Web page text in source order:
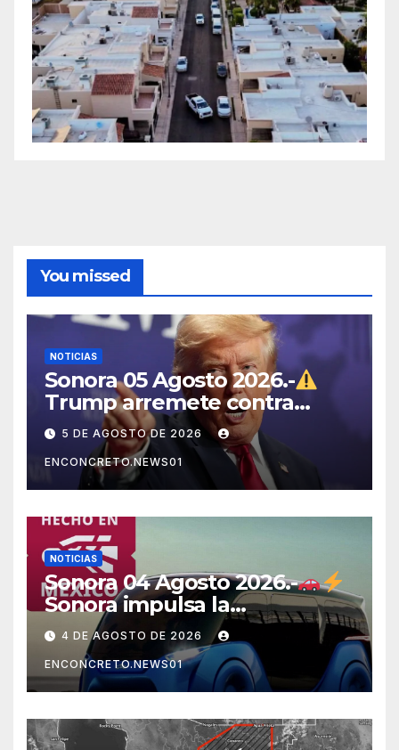
You missed
NOTICIAS
Sonora 05 Agosto 2026.-
Trump arremete contra
México, Canadá y otras
potencias por supuestos
abusos comerciales
5 DE AGOSTO DE 2026
ENCONCRETO.NEWS01
NOTICIAS
Sonora 04 Agosto 2026.-
Sonora impulsa la
electromovilidad con
«Beyond», un vehículo
eléctrico desarrollado junto
al ITH
4 DE AGOSTO DE 2026
ENCONCRETO.NEWS01